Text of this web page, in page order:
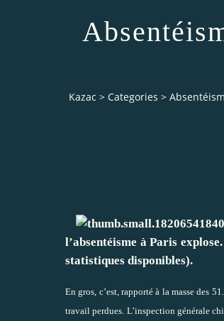
Kazac > Categories >
l’absentéisme à Paris
statistiques disponibles).
En gros, c’est, rapporté à la masse des
travail perdues. L’inspection générale